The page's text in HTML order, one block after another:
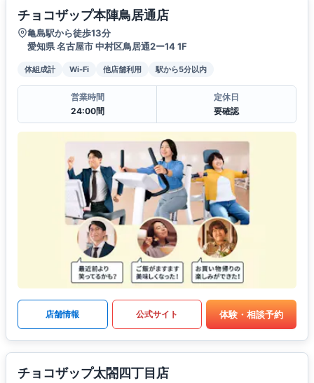
チョコザップ本陣鳥居通店
亀島駅から徒歩13分
愛知県 名古屋市 中村区鳥居通2ー14 1F
体組成計 Wi-Fi 他店舗利用 駅から5分以内
営業時間
24:00間
定休日
要確認
店舗情報 公式サイト 体験・相談予約
チョコザップ太閤四丁目店